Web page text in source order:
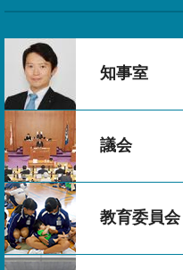
知事室
議会
教育委員会